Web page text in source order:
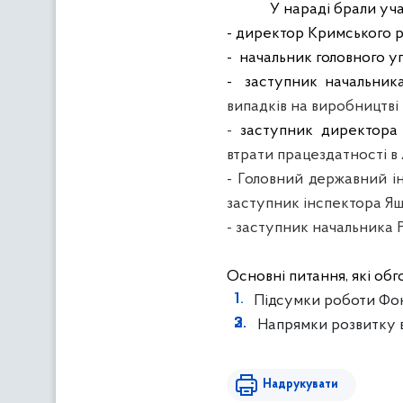
У нараді брали
- директор Кримського
- начальник головного
-
заступник
випадків на
-заступник директора
втрати працездатності
- Головний державний
заступник інспектора
- заступник начальника
Основні питання, які
Підсумки роботи
Напрямки розвитку
Надрукувати